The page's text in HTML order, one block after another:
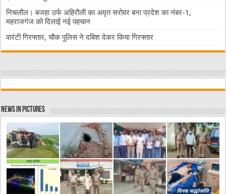
निचलौल। बजहा उर्फ अहिरौली का अमृत सरोवर बना प्रदेश का नंबर-1,
महराजगंज को दिलाई नई पहचान
वारंटी गिरफ्तार, चौक पुलिस ने दबिश देकर किया गिरफ्तार
News in Pictures